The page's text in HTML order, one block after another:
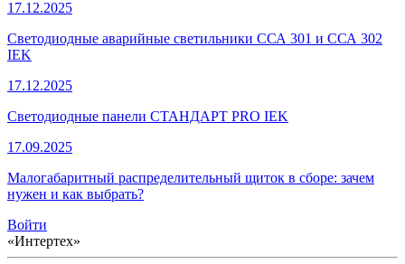
17.12.2025
Светодиодные аварийные светильники ССА 301 и ССА 302
IEK
17.12.2025
Светодиодные панели СТАНДАРТ PRO IEK
17.09.2025
Малогабаритный распределительный щиток в сборе: зачем
нужен и как выбрать?
Войти
«Интертех»